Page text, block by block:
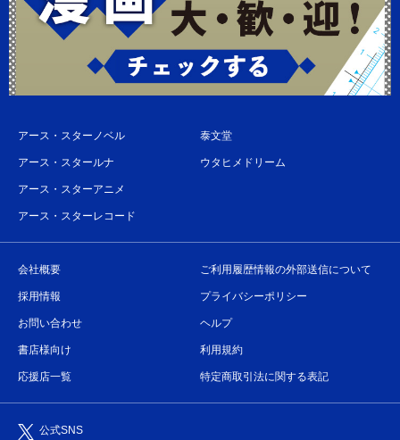
アース・スターノベル
アース・スタールナ
アース・スターアニメ
アース・スターレコード
泰文堂
ウタヒメドリーム
会社概要
採用情報
お問い合わせ
書店様向け
応援店一覧
ご利用履歴情報の外部送信について
プライバシーポリシー
ヘルプ
利用規約
特定商取引法に関する表記
公式SNS